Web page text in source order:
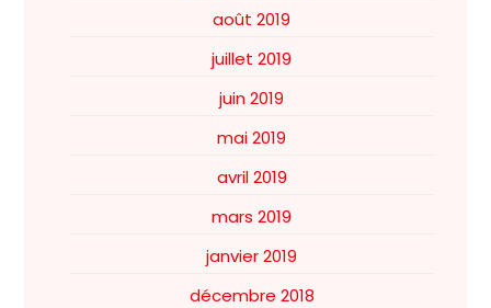
août 2019
juillet 2019
juin 2019
mai 2019
avril 2019
mars 2019
janvier 2019
décembre 2018